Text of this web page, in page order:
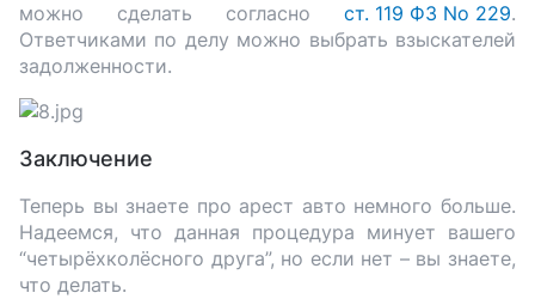
можно сделать согласно ст. 119 ФЗ No 229.
Ответчиками по делу можно выбрать взыскателей
задолженности.
Заключение
Теперь вы знаете про арест авто немного больше.
Надеемся, что данная процедура минует вашего
“четырёхколёсного друга”, но если нет – вы знаете,
что делать.